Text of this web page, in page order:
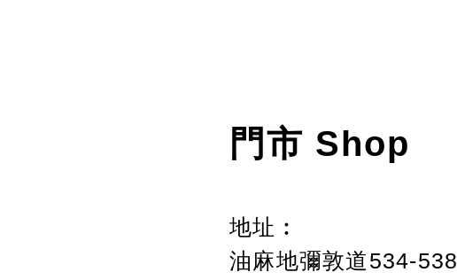
門市 Shop
地址︰
油麻地彌敦道534-538